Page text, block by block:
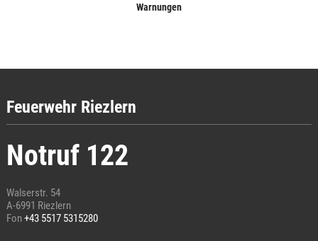
Warnungen
Feuerwehr Riezlern
Notruf 122
Walserstr. 54
A-6991 Riezlern
Fon+43 5517 5315280